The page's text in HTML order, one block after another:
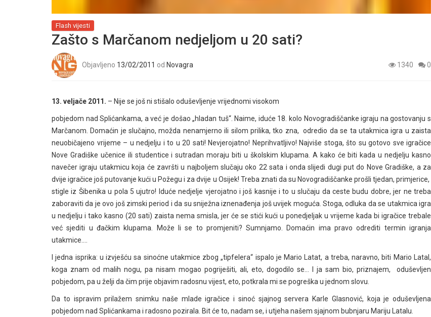
Flash vijesti
Zašto s Marčanom nedjeljom u 20 sati?
Objavljeno 13/02/2011 od Novagra 1340 0
13. veljače 2011. – Nije se još ni stišalo oduševljenje vrijednomi visokom
pobjedom nad Splićankama, a već je došao „hladan tuš“. Naime, iduće 18. kolo Novogradiščanke igraju na gostovanju s
Marčanom. Domaćin je slučajno, možda nenamjerno ili silom prilika, tko zna, odredio da se ta utakmica igra u zaista
neuobičajeno vrijeme – u nedjelju i to u 20 sati! Nevjerojatno! Neprihvatljivo! Najviše stoga, što su gotovo sve igračice
Nove Gradiške učenice ili studentice i sutradan moraju biti u školskim klupama. A kako će biti kada u nedjelju kasno
navečer igraju utakmicu koja će završti u najboljem slučaju oko 22 sata i onda slijedi dugi put do Nove Gradiške, a za
dvije igračice još putovanje kući u Požegu i za dvije u Osijek! Treba znati da su Novogradiščanke prošli tjedan, primjerice,
stigle iz Šibenika u pola 5 ujutro! Iduće nedjelje vjerojatno i još kasnije i to u slučaju da ceste budu dobre, jer ne treba
zaboraviti da je ovo još zimski period i da su sniježna iznenađenja još uvijek moguća. Stoga, odluka da se utakmica igra
u nedjelju i tako kasno (20 sati) zaista nema smisla, jer će se stići kući u ponedjeljak u vrijeme kada bi igračice trebale
već sjediti u đačkim klupama. Može li se to promjeniti? Sumnjamo. Domaćin ima pravo odrediti termin igranja
utakmice….
I jedna isprika: u izvješću sa sinoćne utakmice zbog „tipfelera“ ispalo je Mario Latat, a treba, naravno, biti Mario Latal,
koga znam od malih nogu, pa nisam mogao pogriješiti, ali, eto, dogodilo se… I ja sam bio, priznajem, oduševljen
pobjedom, pa u želji da čim prije objavim radosnu vijest, eto, potkrala mi se pogreška u jednom slovu.
Da to ispravim prilažem snimku naše mlade igračice i sinoć sjajnog servera Karle Glasnović, koja je oduševljena
pobjedom nad Splićankama i radosno pozirala. Bit će to, nadam se, i utjeha našem sjajnom bubnjaru Mariju Latalu.